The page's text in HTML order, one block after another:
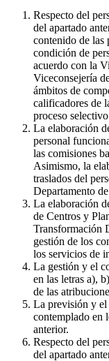
Respecto del
del apartado
contenido de las
condición de
acuerdo con la
Viceconsejería
ámbitos de
calificadores de
proceso
La elaboración
personal
las comisiones
Asimismo, la
traslados del
Departamento
La elaboración
de Centros y
Transformación
gestión de los
los servicios de
La gestión y el
en las letras a),
de las
La previsión y el
contemplado en
anterior.
Respecto del
del apartado